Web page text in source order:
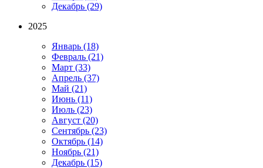
Декабрь (29)
2025
Январь (18)
Февраль (21)
Март (33)
Апрель (37)
Май (21)
Июнь (11)
Июль (23)
Август (20)
Сентябрь (23)
Октябрь (14)
Ноябрь (21)
Декабрь (15)